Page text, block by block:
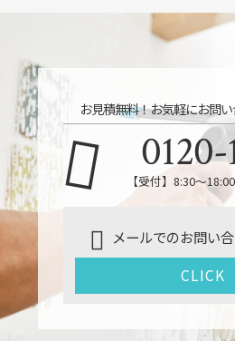
お見積無料！お気軽にお問い
【受付】8:30～
メールでのお問い
CLICK